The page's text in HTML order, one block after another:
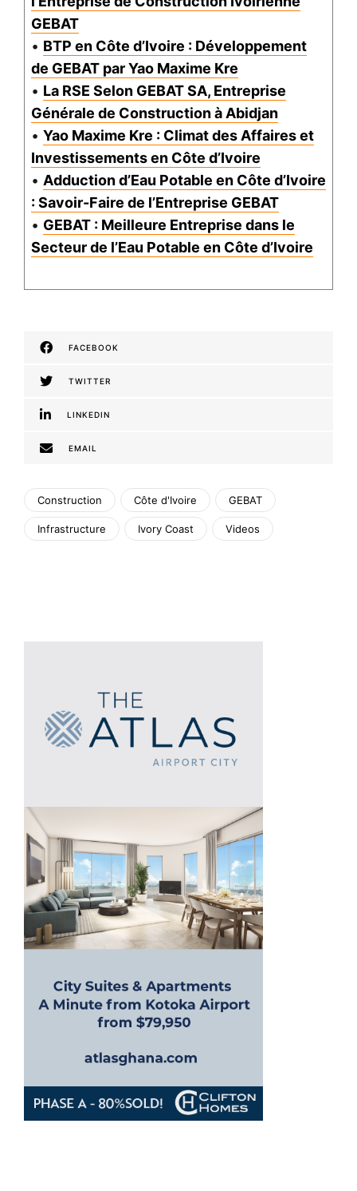
GEBAT
• BTP en Côte d’Ivoire : Développement
de GEBAT par Yao Maxime Kre
• La RSE Selon GEBAT SA, Entreprise
Générale de Construction à Abidjan
• Yao Maxime Kre : Climat des Affaires et
Investissements en Côte d’Ivoire
• Adduction d’Eau Potable en Côte d’Ivoire
: Savoir-Faire de l’Entreprise GEBAT
• GEBAT : Meilleure Entreprise dans le
Secteur de l’Eau Potable en Côte d’Ivoire
FACEBOOK
TWITTER
LINKEDIN
EMAIL
Construction Côte d'Ivoire GEBAT
Infrastructure Ivory Coast Videos